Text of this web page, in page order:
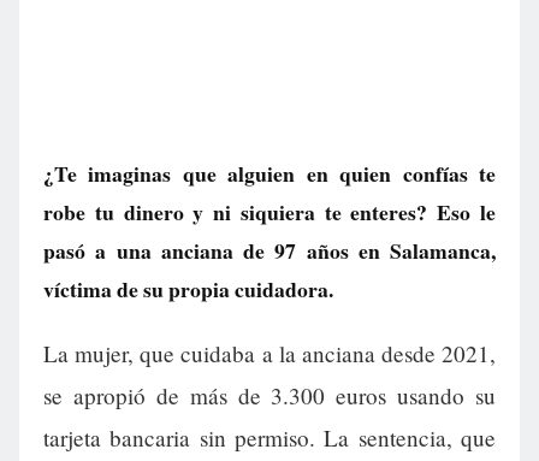
¿Te imaginas que alguien en quien confías te
robe tu dinero y ni siquiera te enteres? Eso le
pasó a una anciana de 97 años en Salamanca,
víctima de su propia cuidadora.
La mujer, que cuidaba a la anciana desde 2021,
se apropió de más de 3.300 euros usando su
tarjeta bancaria sin permiso. La sentencia, que